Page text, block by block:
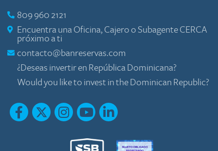
809 960 2121
Encuentra una Oficina, Cajero o Subagente CERCA
próximo a ti
contacto@banreservas.com
¿Deseas invertir en República Dominicana?
Would you like to invest in the Dominican Republic?